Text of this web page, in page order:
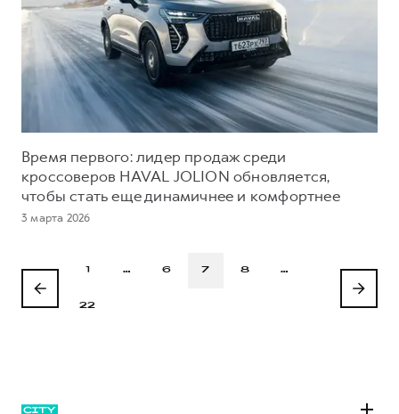
Время первого: лидер продаж среди
кроссоверов HAVAL JOLION обновляется,
чтобы стать еще динамичнее и комфортнее
3 марта 2026
1 … 6 7 8 …
22